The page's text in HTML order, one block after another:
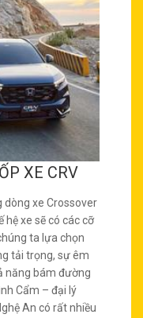
XE CRV
dòng xe Crossover
hệ xe sẽ có các cỡ
ta lựa chọn
tải trọng, sự êm
năng bám đường
Cẩm – đại lý
An có rất nhiều